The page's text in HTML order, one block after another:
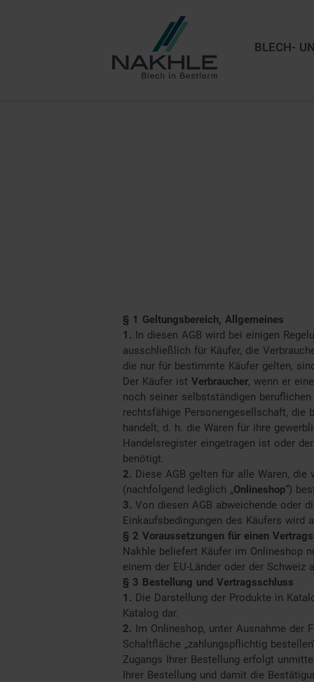
BLECH-
§ 1 Geltungsbereich, Allgemeines
1. In diesen AGB wird bei einigen
ausschließlich für Käufer, die
die nur für bestimmte Käufer gelten,
Der Käufer ist Verbraucher, wenn er
noch seiner selbstständigen
rechtsfähige Personengesellschaft, die
handelt, d. h. die Waren für ihre
Handelsregister eingetragen ist oder
benötigt.
2. Diese AGB gelten für alle Waren, die
(nachfolgend lediglich „Onlineshop“)
3. Von diesen AGB abweichende oder
Einkaufsbedingungen des Käufers wird
§ 2 Voraussetzungen für einen
Nakhle beliefert Käufer im Onlineshop
einem der EU-Länder oder der Schweiz
§ 3 Bestellung und Vertragsschluss
1. Die Darstellung der Produkte in
Katalog dar.
2. Im Onlineshop, unter Ausnahme der
Schaltfläche „zahlungspflichtig
Zugangs Ihrer Bestellung erfolgt
Ihrer Bestellung und damit die